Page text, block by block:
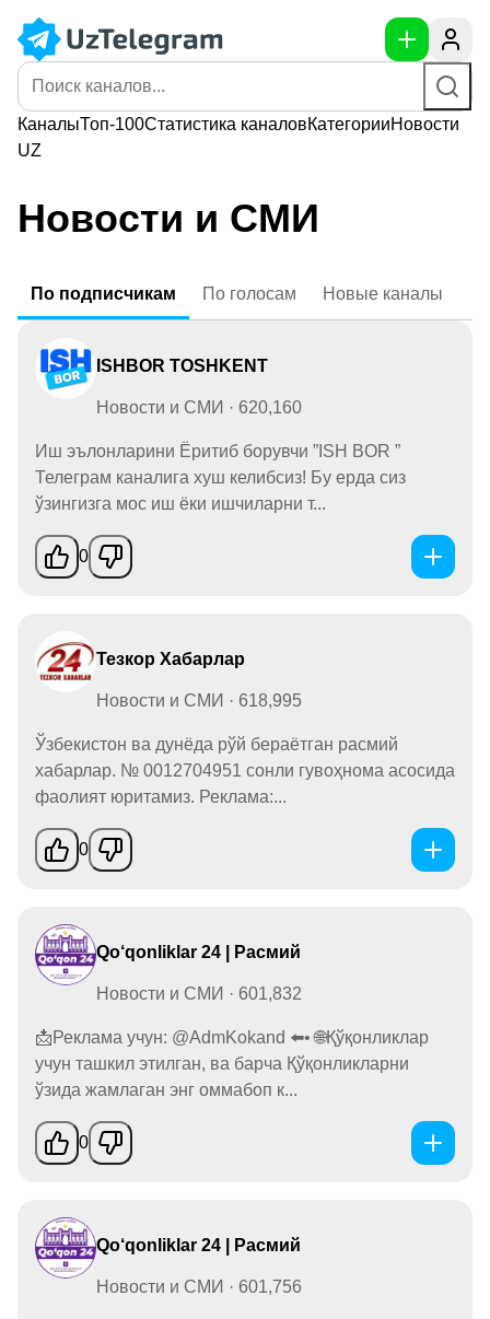
КаналыТоп-100Статистика каналовКатегорииНовости
UZ
Новости и СМИ
По подписчикам По голосам Новые каналы
ISHBOR TOSHKENT
Новости и СМИ · 620,160
Иш эълонларини Ёритиб борувчи ”ISH BOR ”
Телеграм каналига хуш келибсиз! Бу ерда сиз
ўзингизга мос иш ёки ишчиларни т...
0
Тезкор Хабарлар
Новости и СМИ · 618,995
Ўзбекистон ва дунёда рўй бераётган расмий
хабарлар. № 0012704951 сонли гувоҳнома асосида
фаолият юритамиз. Реклама:...
0
Qo‘qonliklar 24 | Расмий
Новости и СМИ · 601,832
📩Реклама учун: @AdmKokand ⬅️• 🌐Қўқонликлар
учун ташкил этилган, ва барча Қўқонликларни
ўзида жамлаган энг оммабоп к...
0
Qo‘qonliklar 24 | Расмий
Новости и СМИ · 601,756